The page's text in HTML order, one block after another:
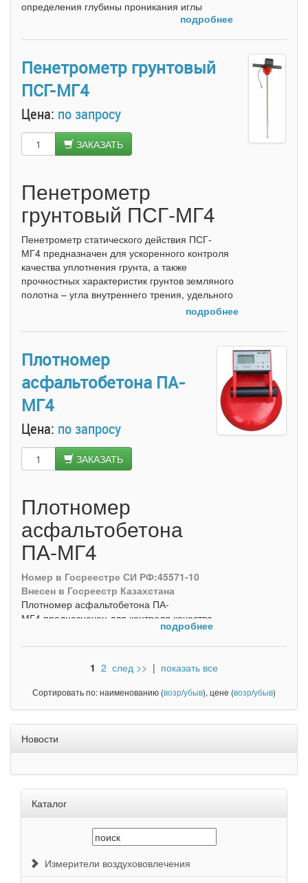
определения глубины проникания иглы
(пенетрации) в испытуемый образец при
МИ2418. Пенетрометр обеспечивает
автоматическую регистрацию глубины
проникания иглы и времени испытаний.
подробнее
Пенетрометр грунтовый
ПСГ-МГ4
Цена: по запросу
ЗАКАЗАТЬ
Пенетрометр
грунтовый ПСГ-МГ4
Пенетрометр статического действия ПСГ-
МГ4 предназначен для ускоренного контроля
качества уплотнения грунта, а также
прочностных характеристик грунтов земляного
полотна – угла внутреннего трения, удельного
подробнее
Плотномер
асфальтобетона ПА-
МГ4
Цена: по запросу
ЗАКАЗАТЬ
Плотномер
асфальтобетона
ПА-МГ4
Номер в Госреестре СИ РФ:45571-10
Внесен в Госреестр Казахстана
Плотномер асфальтобетона ПА-
МГ4 предназначен для контроля качества
асфальтового дорожного полотна.
Плотномер работает в диапазоне
колебаний и осуществляет анализ
принимаемых сигналов, параметры
которых зависят от плотности и
влажности измеряемой среды
(асфальтобетона).
подробнее
1 2 след >> | показать все
Сортировать по: наименованию (возр/убыв), цене (возр/убыв)
Новости
Каталог
Измерители воздухововлечения